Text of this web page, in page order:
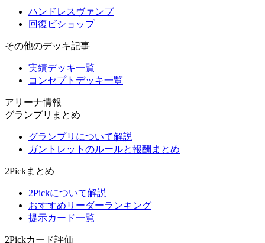
ハンドレスヴァンプ
回復ビショップ
その他のデッキ記事
実績デッキ一覧
コンセプトデッキ一覧
アリーナ情報
グランプリまとめ
グランプリについて解説
ガントレットのルールと報酬まとめ
2Pickまとめ
2Pickについて解説
おすすめリーダーランキング
提示カード一覧
2Pickカード評価